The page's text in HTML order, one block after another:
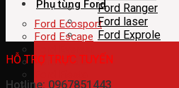
Phụ tùng Ford
Ford Ecosport
Ford Escape
Ford Focus
Ford Ranger
Ford laser
Ford Exprole
HỖ TRỢ TRỰC TUYẾN
Hotline: 0967851443